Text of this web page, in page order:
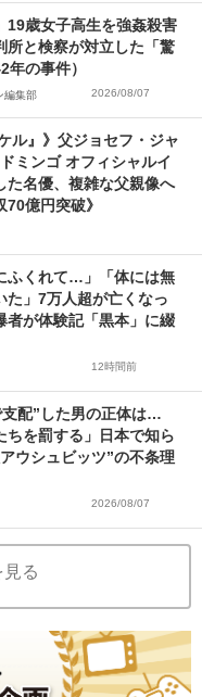
19歳女子高生を強姦殺害
と検察が対立した「驚
年の事件）
編集部 2026/08/07
ル』》父ジョセフ・ジャ
ミンゴ オフィシャルイ
た名優、複雑な父親像へ
億円突破》
ふくれて…」「体には無
た」7万人超が亡くなっ
が体験記「黒本」に綴
12時間前
配”した男の正体は…
ちを罰する」日本で知ら
ウシュビッツ”の不条理
2026/08/07
る